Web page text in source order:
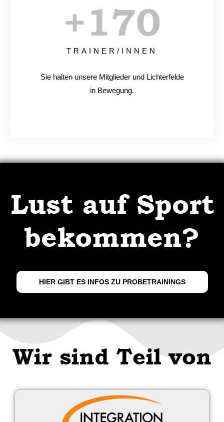
TRAINER/INNEN
+170
Sie halten unsere Mitglieder und Lichterfelde
in Bewegung.
Lust auf Sport
bekommen?
HIER GIBT ES INFOS ZU PROBETRAININGS
Wir sind Teil von